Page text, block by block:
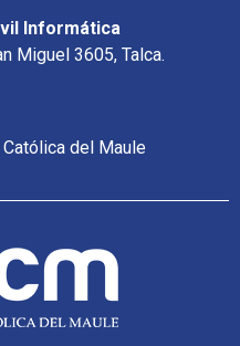
Informática
Miguel 3605, Talca.
del Maule